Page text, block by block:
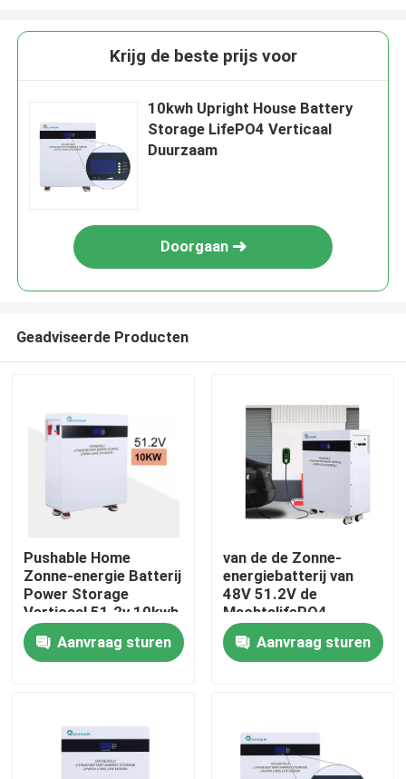
Huis
Video's
Krijg de beste prijs voor
10kwh Upright House Battery
Storage LifePO4 Verticaal
Duurzaam
Doorgaan
Geadviseerde Producten
Pushable Home
Zonne-energie Batterij
Power Storage
Verticaal 51.2v 10kwh
200Ah
Aanvraag sturen
van de de Zonne-
energiebatterij van
48V 51.2V de
MachtslifePO4
Batterij 10KW 200ah
voor Huisgebruik
Aanvraag sturen